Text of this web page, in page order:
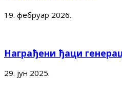
19. фебруар 2026.
Награђени ђаци
29. јун 2025.